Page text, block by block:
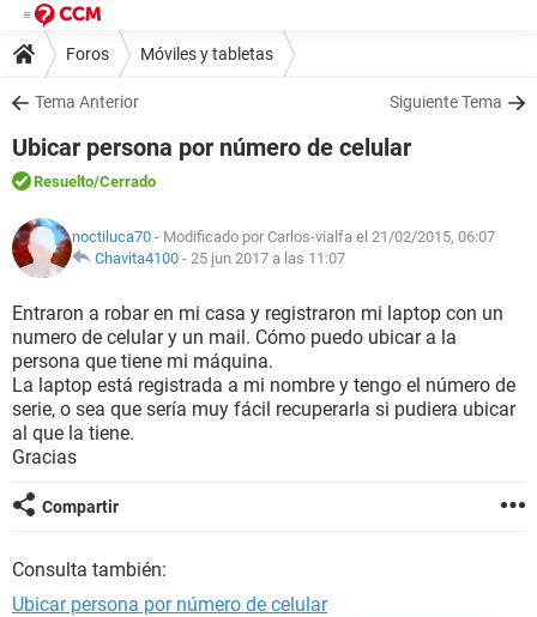
Foros Móviles y tabletas
Tema Anterior Siguiente Tema
Ubicar persona por número de celular
Resuelto/Cerrado
noctiluca70 - Modificado por Carlos-vialfa el 21/02/2015, 06:07
Chavita4100 - 25 jun 2017 a las 11:07
Entraron a robar en mi casa y registraron mi laptop con un
numero de celular y un mail. Cómo puedo ubicar a la
persona que tiene mi máquina.
La laptop está registrada a mi nombre y tengo el número de
serie, o sea que sería muy fácil recuperarla si pudiera ubicar
al que la tiene.
Gracias
Compartir
Consulta también:
Ubicar persona por número de celular